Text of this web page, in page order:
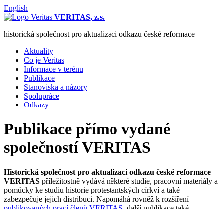
English
VERITAS, z.s.
historická společnost pro aktualizaci odkazu české reformace
Aktuality
Co je Veritas
Informace v terénu
Publikace
Stanoviska a názory
Spolupráce
Odkazy
Publikace přímo vydané
společností VERITAS
Historická společnost pro aktualizaci odkazu české reformace
VERITAS příležitostně vydává některé studie, pracovní materiály a
pomůcky ke studiu historie protestantských církví a také
zabezpečuje jejich distribuci. Napomáhá rovněž k rozšíření